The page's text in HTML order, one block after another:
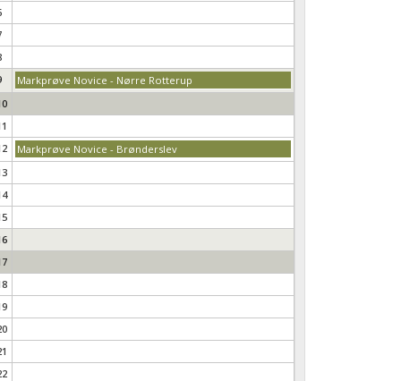
Markprøve Novice - Nørre Rotterup
Markprøve Novice - Brønderslev